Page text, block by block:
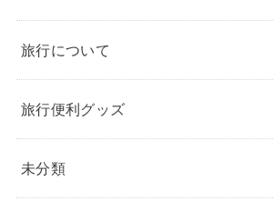
旅行について
旅行便利グッズ
未分類